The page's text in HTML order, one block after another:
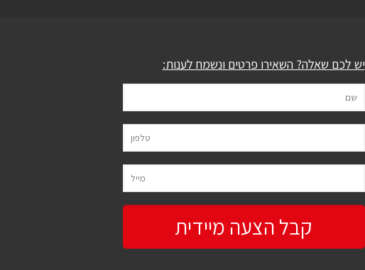
יש לכם שאלה? השאירו פרטים ונשמח לענות: